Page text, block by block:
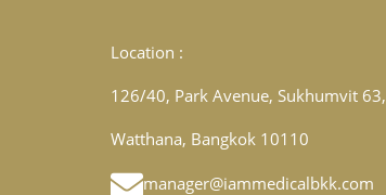
Location :
126/40, Park Avenue, Sukhumvit 63,
Watthana, Bangkok 10110
manager@iammedicalbkk.com